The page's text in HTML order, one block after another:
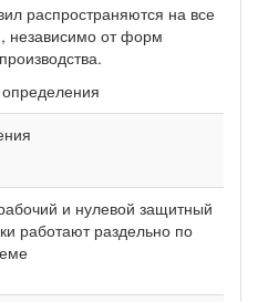
распространяются на все
независимо от форм
и нулевой защитный
работают раздельно по